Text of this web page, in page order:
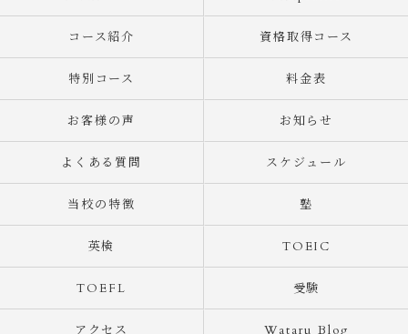
コース紹介 資格取得コース
特別コース 料金表
お客様の声 お知らせ
よくある質問 スケジュール
当校の特徴 塾
英検 TOEIC
TOEFL 受験
アクセス Wataru Blog